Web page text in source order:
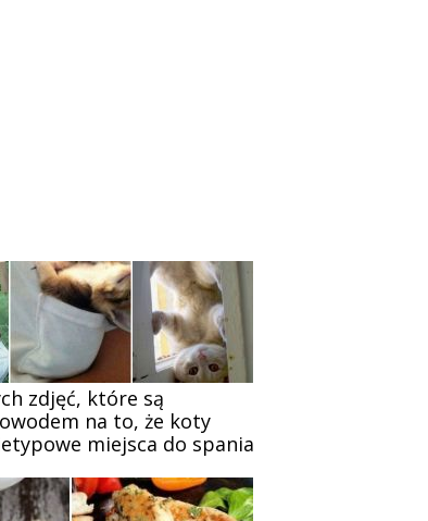
zdjęć, które są
na to, że koty
miejsca do spania